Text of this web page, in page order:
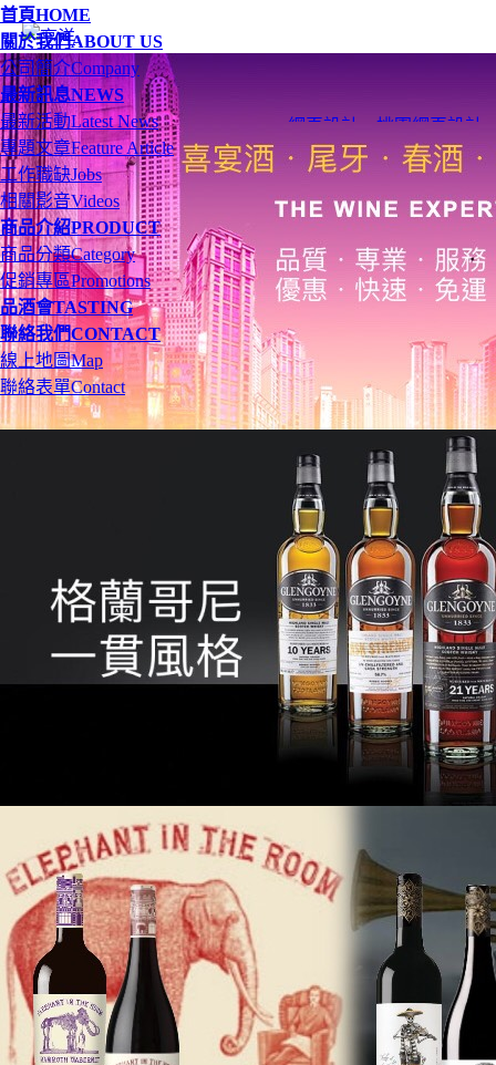
首頁HOME
關於我們ABOUT US
公司簡介Company
最新訊息NEWS
最新活動Latest News
專題文章Feature Article
工作職缺Jobs
相關影音Videos
商品介紹PRODUCT
商品分類Category
促銷專區Promotions
品酒會TASTING
聯絡我們CONTACT
線上地圖Map
聯絡表單Contact
網頁設計 桃園網頁設計